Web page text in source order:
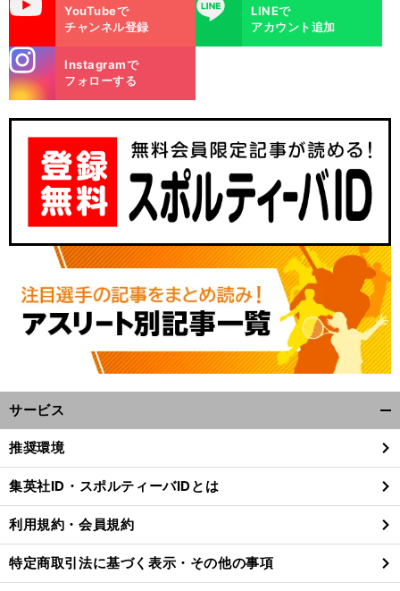
・
。
前
へ
YouTubeで
チャンネル登録
LINE
LINEで
アカウント追加
m
Instagramで
フォローする
サービス
閉
る
推奨環境
集英社ID・スポルティーバIDとは
利用規約・会員規約
特定商取引法に基づく表示・その他の事項